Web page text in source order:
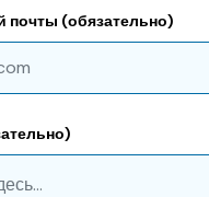
почты (обязательно)